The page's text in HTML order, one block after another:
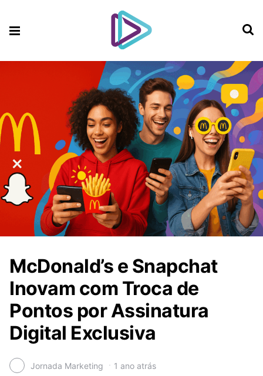
McDonald’s e Snapchat
Inovam com Troca de
Pontos por Assinatura
Digital Exclusiva
Jornada Marketing 1 ano atrás